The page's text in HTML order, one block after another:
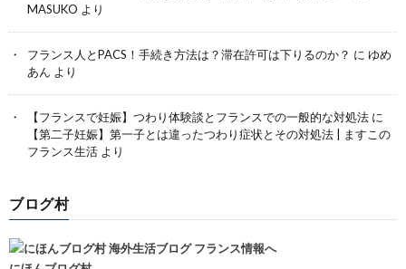
MASUKO より
フランス人とPACS！手続き方法は？滞在許可は下りるのか？ に ゆめ
あん より
【フランスで妊娠】つわり体験談とフランスでの一般的な対処法 に
【第二子妊娠】第一子とは違ったつわり症状とその対処法 | ますこの
フランス生活 より
ブログ村